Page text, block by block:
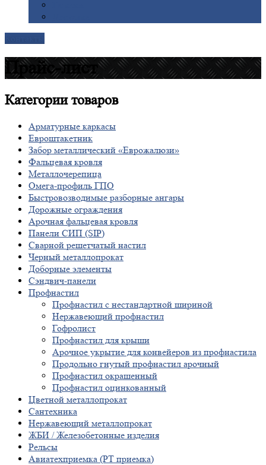
Прайс-лист
Категориитоваров
Арматурные каркасы
Евроштакетник
Забор металлический «Еврожалюзи»
Фальцевая кровля
Металлочерепица
Омега-профиль ГПО
Быстровозводимые разборные ангары
Дорожные ограждения
Арочная фальцевая кровля
Панели СИП (SIP)
Сварной решетчатый настил
Черный металлопрокат
Доборные элементы
Сэндвич-панели
Профнастил
Профнастил с нестандартной шириной
Нержавеющий профнастил
Гофролист
Профнастил для крыши
Арочное укрытие для конвейеров из профнастила
Продольно гнутый профнастил арочный
Профнастил окрашенный
Профнастил оцинкованный
Цветной металлопрокат
Сантехника
Нержавеющий металлопрокат
ЖБИ / Железобетонные изделия
Рельсы
Авиатехприемка (РТ приемка)